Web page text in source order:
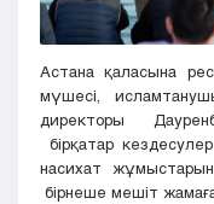
Астана қаласына
мүшесі,
директоры
бірқатар
насихат жұмыстарын
бірнеше мешіт